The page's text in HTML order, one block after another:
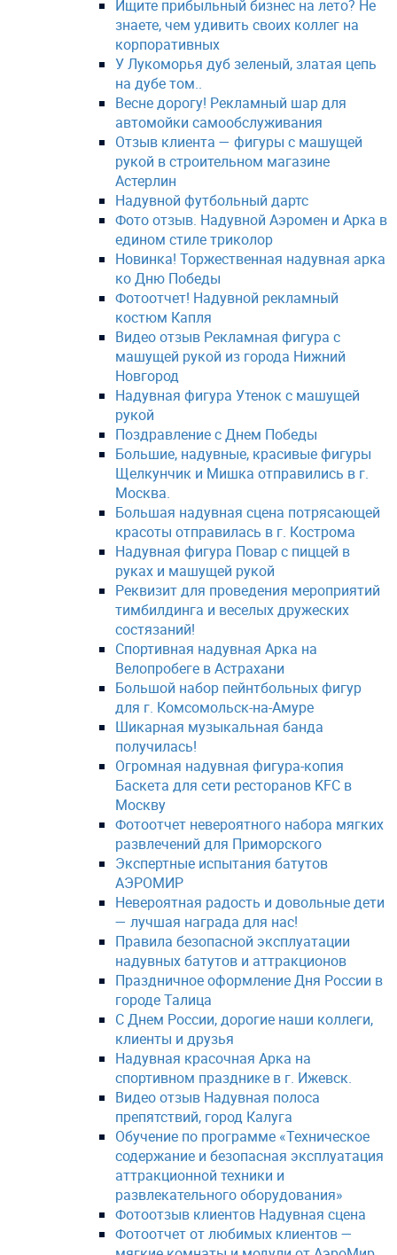
Ищите прибыльный бизнес на лето? Не
знаете, чем удивить своих коллег на
корпоративных
У Лукоморья дуб зеленый, златая цепь
на дубе том..
Весне дорогу! Рекламный шар для
автомойки самообслуживания
Отзыв клиента — фигуры с машущей
рукой в строительном магазине
Астерлин
Надувной футбольный дартс
Фото отзыв. Надувной Аэромен и Арка в
едином стиле триколор
Новинка! Торжественная надувная арка
ко Дню Победы
Фотоотчет! Надувной рекламный
костюм Капля
Видео отзыв Рекламная фигура с
машущей рукой из города Нижний
Новгород
Надувная фигура Утенок с машущей
рукой
Поздравление с Днем Победы
Большие, надувные, красивые фигуры
Щелкунчик и Мишка отправились в г.
Москва. ⠀ ⠀
Большая надувная сцена потрясающей
красоты отправилась в г. Кострома
Надувная фигура Повар с пиццей в
руках и машущей рукой
Реквизит для проведения мероприятий
тимбилдинга и веселых дружеских
состязаний!
Спортивная надувная Арка на
Велопробеге в Астрахани
Большой набор пейнтбольных фигур
для г. Комсомольск-на-Амуре
Шикарная музыкальная банда
получилась!
Огромная надувная фигура-копия
Баскета для сети ресторанов KFC в
Москву
Фотоотчет невероятного набора мягких
развлечений для Приморского
Экспертные испытания батутов
АЭРОМИР
Невероятная радость и довольные дети
— лучшая награда для нас!
Правила безопасной эксплуатации
надувных батутов и аттракционов
Праздничное оформление Дня России в
городе Талица
С Днем России, дорогие наши коллеги,
клиенты и друзья
Надувная красочная Арка на
спортивном празднике в г. Ижевск.
Видео отзыв Надувная полоса
препятствий, город Калуга
Обучение по программе «Техническое
содержание и безопасная эксплуатация
аттракционной техники и
развлекательного оборудования»
Фотоотзыв клиентов Надувная сцена
Фотоотчет от любимых клиентов —